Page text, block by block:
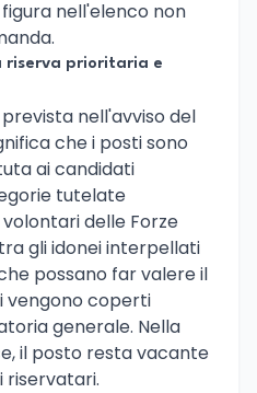
nell'elenco non
riserva prioritaria e
prevista nell'avviso del
che i posti sono
ai candidati
tutelate
delle Forze
gli idonei interpellati
possano far valere il
vengono coperti
generale. Nella
il posto resta vacante
riservatari.